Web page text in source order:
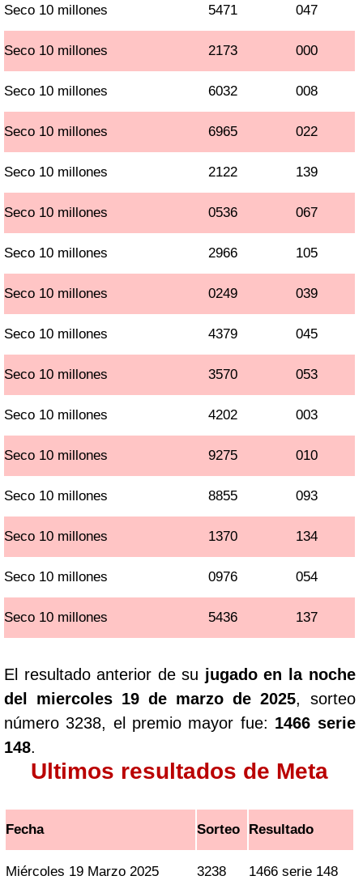
Seco 10 millones 5471 047
Seco 10 millones 2173 000
Seco 10 millones 6032 008
Seco 10 millones 6965 022
Seco 10 millones 2122 139
Seco 10 millones 0536 067
Seco 10 millones 2966 105
Seco 10 millones 0249 039
Seco 10 millones 4379 045
Seco 10 millones 3570 053
Seco 10 millones 4202 003
Seco 10 millones 9275 010
Seco 10 millones 8855 093
Seco 10 millones 1370 134
Seco 10 millones 0976 054
Seco 10 millones 5436 137
El resultado anterior de su jugado en la noche
del miercoles 19 de marzo de 2025, sorteo
número 3238, el premio mayor fue: 1466 serie
148.
Ultimos resultados de Meta
Fecha Sorteo Resultado
Miércoles 19 Marzo 2025 3238 1466 serie 148